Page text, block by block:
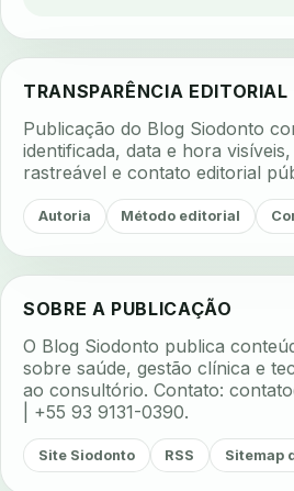
TRANSPARÊNCIA EDITORIAL
Publicação do Blog Siodonto
identificada, data e hora
rastreável e contato editorial
Autoria Método editorial
SOBRE A PUBLICAÇÃO
O Blog Siodonto publica
sobre saúde, gestão clínica e
ao consultório. Contato:
| +55 93 9131-0390.
Site Siodonto RSS Sitemap